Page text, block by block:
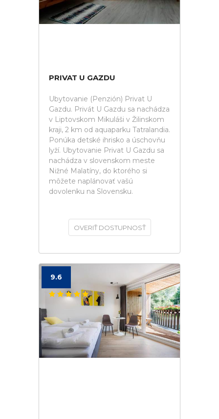
PRIVAT U GAZDU
Ubytovanie (Penzión) Privat U
Gazdu. Privát U Gazdu sa nachádza
v Liptovskom Mikuláši v Žilinskom
kraji, 2 km od aquaparku Tatralandia.
Ponúka detské ihrisko a úschovňu
lyží. Ubytovanie Privat U Gazdu sa
nachádza v slovenskom meste
Nižné Malatíny, do ktorého si
môžete naplánovať vašú
dovolenku na Slovensku.
OVERIŤ DOSTUPNOSŤ
9.6